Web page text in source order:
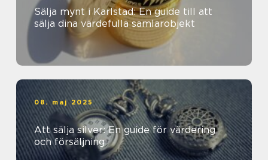
Sälja mynt i Karlstad: En guide till att
sälja dina värdefulla samlarobjekt
08. maj 2025
Att sälja silver: En guide för värdering
och försäljning